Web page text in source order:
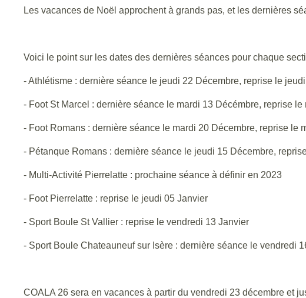
Les vacances de Noël approchent à grands pas, et les dernières
Voici le point sur les dates des dernières séances pour chaque
- Athlétisme : dernière séance le jeudi 22 Décembre, reprise le
- Foot St Marcel : dernière séance le mardi 13 Décémbre, reprise le
- Foot Romans : dernière séance le mardi 20 Décembre, reprise le
- Pétanque Romans : dernière séance le jeudi 15 Décembre,
- Multi-Activité Pierrelatte : prochaine séance à définir en 2023
- Foot Pierrelatte : reprise le jeudi 05 Janvier
- Sport Boule St Vallier : reprise le vendredi 13 Janvier
- Sport Boule Chateauneuf sur Isère : dernière séance le vendredi
COALA 26 sera en vacances à partir du vendredi 23 décembre et